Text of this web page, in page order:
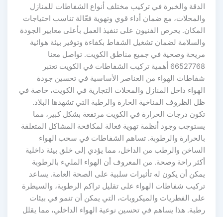
والخبرة في تركيب مختلف أنواع الشفاطات للمنازل
مع ضمان أداء قوي وتهوية فعّالة تناسب احتياجات
يحرص الفنيون على تنفيذ العمل بأعلى معايير الجودة
لضمان تشغيل الشفاط بكفاءة وتوفير بيئة هوائية
وصحية في جميع مناطق الكويت. تواصل معنا
66527768 أهمية تركيب الشفاطات في الكويت تعتبر
الهواء من العناصر الأساسية في تحسين جودة
داخل المنازل والمحلات التجارية في الكويت، خاصة في
الظروف المناخية الحارة والرطبة التي تشهدها البلاد.
درجات الحرارة في الكويت مرتفعة بشكل كبير، مما
وجود أنظمة تهوية فعالة لمكافحة المشاكل المتعلقة
والرطوبة. تساهم الشفاطات في سحب الهواء
والرطب من الداخل، مما يؤدي إلى خلق بيئة داخلية
راحة وصحة. من المعروف أن الهواء المليء بالرطوبة
أن يكون له تأثيرات سلبية على الصحة العامة. يساعد
شفاطات الهواء على تقليل تراكم الرطوبة، والسيطرة
الفطريات والميكروبات، التي يمكن أن تنمو في بيئات
هذا يساهم في تحسين نوعية الهواء الداخلي، مما يقلل